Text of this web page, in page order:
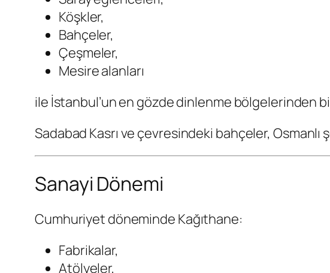
Köşkler,
Bahçeler,
Çeşmeler,
Mesire alanları
ile İstanbul’un en gözde dinlenme bölgelerinden
Sadabad Kasrı ve çevresindeki bahçeler,
Sanayi Dönemi
Cumhuriyet döneminde Kağıthane:
Fabrikalar,
Atölyeler,